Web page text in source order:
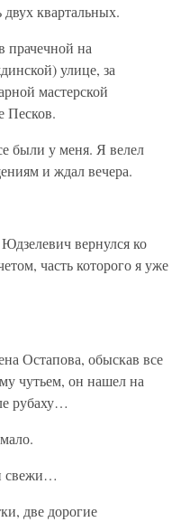
квартальных.
прачечной на
улице, за
мастерской
Песков.
были у меня. Я велел
и ждал вечера.
вернулся ко
часть которого я уже
Остапова, обыскав все
чутьем, он нашел на
рубаху…
свежи…
две дорогие